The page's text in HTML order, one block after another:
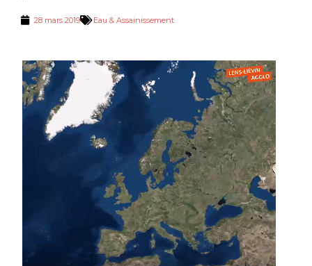
28 mars 2019 Eau & Assainissement